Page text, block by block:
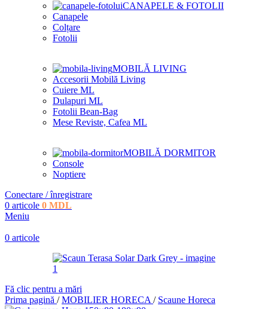
CANAPELE & FOTOLII
Canapele
Colțare
Fotolii
MOBILĂ LIVING
Accesorii Mobilă Living
Cuiere ML
Dulapuri ML
Fotolii Bean-Bag
Mese Reviste, Cafea ML
MOBILĂ DORMITOR
Console
Noptiere
Conectare / înregistrare
0 articole 0 MDL
Meniu
0 articole
Fă clic pentru a mări
Prima pagină / MOBILIER HORECA / Scaune Horeca